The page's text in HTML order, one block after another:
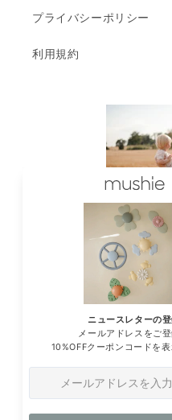
プライバシーポリシー
利用規約
ニュース
メール